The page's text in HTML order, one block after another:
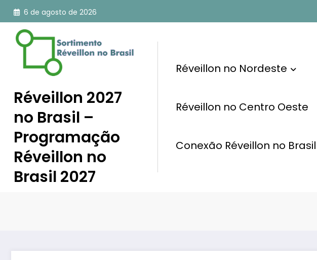
Pular
para
conteúdo
6 de agosto de 2026
Réveillon 2027
no Brasil –
Programação
Réveillon no
Brasil 2027
Réveillon no Nordeste
Réveillon no Centro Oeste
Conexão Réveillon no Brasil